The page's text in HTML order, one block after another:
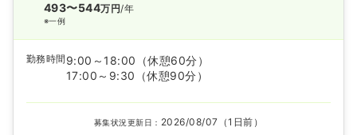
493〜544万円/年
※一例
勤務時間 9:00～18:00
（休憩60分）
17:00～9:30
（休憩90分）
募集状況更新日： 2026/08/07（1日前）